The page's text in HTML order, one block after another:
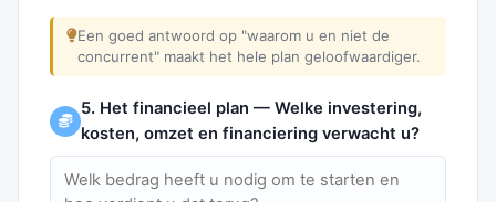
Een goed antwoord op "waarom u en niet de
concurrent" maakt het hele plan geloofwaardiger.
5. Het financieel plan — Welke investering,
kosten, omzet en financiering verwacht u?